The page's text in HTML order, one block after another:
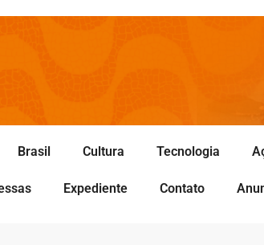
Brasil Cultura Tecnologia
Expediente Contato